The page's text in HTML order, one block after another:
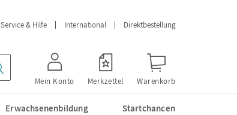
Service & Hilfe International Direktbestellung
Mein Konto Merkzettel Warenkorb
Erwachsenenbildung Startchancen